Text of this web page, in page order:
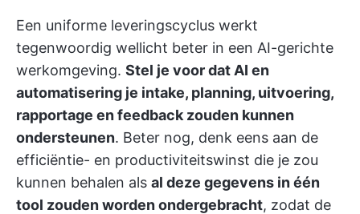
Een uniforme leveringscyclus werkt
tegenwoordig wellicht beter in een AI-gerichte
werkomgeving. Stel je voor dat AI en
automatisering je intake, planning, uitvoering,
rapportage en feedback zouden kunnen
ondersteunen. Beter nog, denk eens aan de
efficiëntie- en productiviteitswinst die je zou
kunnen behalen als al deze gegevens in één
tool zouden worden ondergebracht, zodat de